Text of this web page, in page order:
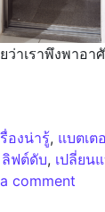
ว่าเราพึงพาอ
รื่องน่ารู้, แบตเต
ลิฟต์ดับ, เปลี่ยน
comment